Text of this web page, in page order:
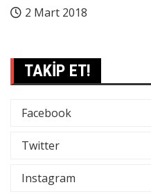
2 Mart 2018
TAKİP ET!
Facebook
Twitter
Instagram